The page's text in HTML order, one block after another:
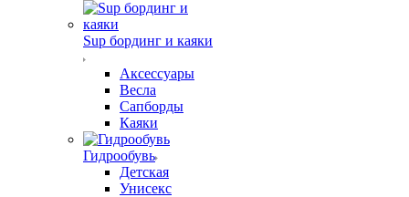
Sup бординг и каяки
Аксессуары
Весла
Сапборды
Каяки
Гидрообувь
Детская
Унисекс